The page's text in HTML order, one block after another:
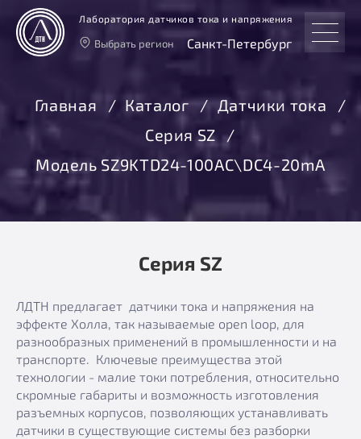
Лаборатория датчиков тока и напряжения
Выбрать регион Санкт-Петербург
Москва
Санкт-Петербург
Екатеринбург
Главная Каталог
Датчики тока
Серия SZ
Модель SZ9KTD24-100AC\DC4-20mA
Серия SZ
ЛДТН предлагает датчики тока и напряжения на
эффекте Холла, так называемые open loop, для
разнообразных применений в промышленности и на
транспорте. Ключевые преимущества этой
технологии - малие токи потребления, относительно
скромные габариты и возможность изготовления
разъемных корпусов, позволяющих устанавливать
датчики в существующие системы без разборки